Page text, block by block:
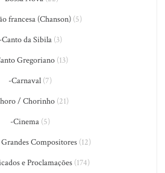
francesa (Chanson)(5)
-Canto da Sibila(3)
Gregoriano (13)
-Carnaval (7)
/ Chorinho (21)
-Cinema (5)
Compositores(12)
e Proclamações(174)